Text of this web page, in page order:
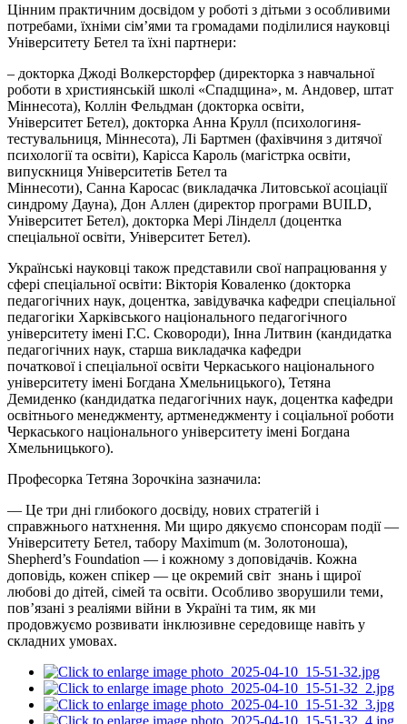
Цінним практичним досвідом у роботі з дітьми з особливими
потребами, їхніми сімʼями та громадами поділилися науковці
Університету Бетел та їхні партнери:
– докторка Джоді Волкерсторфер (директорка з навчальної
роботи в християнській школі «Спадщина», м. Андовер, штат
Міннесота), Коллін Фельдман (докторка освіти,
Університет Бетел), докторка Анна Крулл (психологиня-
тестувальниця, Міннесота), Лі Бартмен (фахівчиня з дитячої
психології та освіти), Карісса Кароль (магістрка освіти,
випускниця Університетів Бетел та
Міннесоти), Санна Каросас (викладачка Литовської асоціації
синдрому Дауна), Дон Аллен (директор програми BUILD,
Університет Бетел), докторка Мері Лінделл (доцентка
спеціальної освіти, Університет Бетел).
Українські науковці також представили свої напрацювання у
сфері спеціальної освіти: Вікторія Коваленко (докторка
педагогічних наук, доцентка, завідувачка кафедри спеціальної
педагогіки Харківського національного педагогічного
університету імені Г.С. Сковороди), Інна Литвин (кандидатка
педагогічних наук, старша викладачка кафедри
початковоїі спеціальної освіти Черкаського національного
університету імені Богдана Хмельницького), Тетяна
Демиденко (кандидатка педагогічних наук, доцентка кафедри
освітнього менеджменту, артменеджменту і соціальної роботи
Черкаського національного університету імені Богдана
Хмельницького).
Професорка Тетяна Зорочкіна зазначила:
— Це три дні глибокого досвіду, нових стратегій і
справжнього натхнення. Ми щиро дякуємо спонсорам події —
Університету Бетел, табору Maximum (м. Золотоноша),
Shepherd’s Foundation — і кожному з доповідачів. Кожна
доповідь, кожен спікер — це окремий світ знань і щирої
любові до дітей, сімей та освіти. Особливо зворушили теми,
пов’язані з реаліями війни в Україні та тим, як ми
продовжуємо розвивати інклюзивне середовище навіть у
складних умовах.